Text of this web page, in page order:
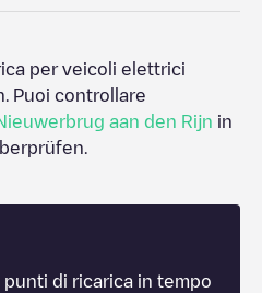
per veicoli elettrici
. Puoi controllare
aan den Rijn in
di ricarica in tempo